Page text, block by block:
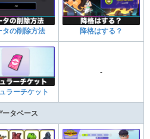
タの削除方法 降格はする？
ラーチケット
-
ータベース